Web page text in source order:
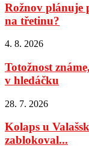
Rožnov plánuje
na třetinu?
4. 8. 2026
Totožnost
v hledáčku
28. 7. 2026
Kolaps u
zablokoval...